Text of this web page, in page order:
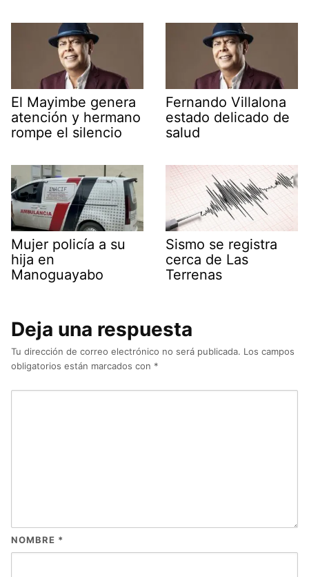
El Mayimbe genera
atención y hermano
rompe el silencio
Fernando Villalona
estado delicado de
salud
Mujer policía a su
hija en
Manoguayabo
Sismo se registra
cerca de Las
Terrenas
Deja una respuesta
Tu dirección de correo electrónico no será publicada. Los campos
obligatorios están marcados con *
NOMBRE *